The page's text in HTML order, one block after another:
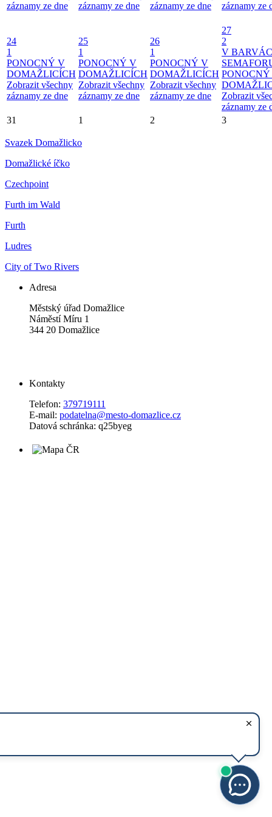
záznamy ze dne
záznamy ze dne
záznamy ze dne
záznamy ze
24
1
PONOCNÝ V
DOMAŽLICÍCH
Zobrazit všechny
záznamy ze dne
25
1
PONOCNÝ V
DOMAŽLICÍCH
Zobrazit všechny
záznamy ze dne
26
1
PONOCNÝ V
DOMAŽLICÍCH
Zobrazit všechny
záznamy ze dne
27
2
V
Zobrazit
záznamy ze
31
1 2 3
Svazek Domažlicko
Domažlické íčko
Czechpoint
Furth im Wald
Furth
Ludres
City of Two Rivers
Adresa
Městský úřad Domažlice
Náměstí Míru 1
344 20 Domažlice
Kontakty
Telefon: 379719111
E-mail: podatelna@mesto-domazlice.cz
Datová schránka: q25byeg